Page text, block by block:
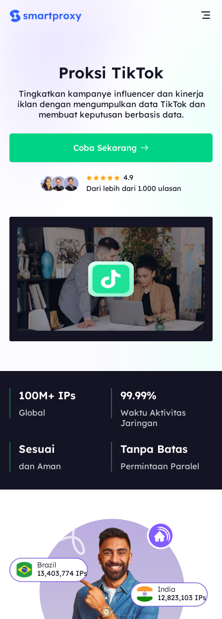
Proksi TikTok
Tingkatkan kampanye influencer dan kinerja
iklan dengan mengumpulkan data TikTok dan
membuat keputusan berbasis data.
Coba Sekarang
4.9
Dari lebih dari 1.000 ulasan
100M+ IPs
Global
99.99%
Waktu Aktivitas
Jaringan
Sesuai
dan Aman
Tanpa Batas
Permintaan Paralel
Brazil
13,403,774IPs
India
12,823,103 IPs